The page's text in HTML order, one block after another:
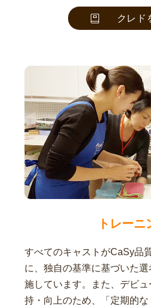
クレド
トレーニ
すべてのキャストがCaSy品
に、独自の基準に基づいた
施しています。また、デビ
持・向上のため、「定期的